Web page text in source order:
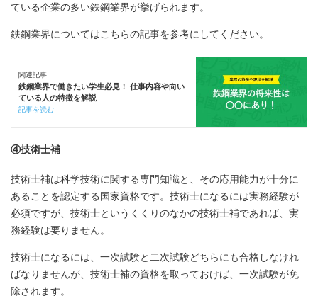
ている企業の多い鉄鋼業界が挙げられます。
鉄鋼業界についてはこちらの記事を参考にしてください。
関連記事
鉄鋼業界で働きたい学生必見！ 仕事内容や向い
ている人の特徴を解説
記事を読む
④技術士補
技術士補は科学技術に関する専門知識と、その応用能力が十分に
あることを認定する国家資格です。技術士になるには実務経験が
必須ですが、技術士というくくりのなかの技術士補であれば、実
務経験は要りません。
技術士になるには、一次試験と二次試験どちらにも合格しなけれ
ばなりませんが、技術士補の資格を取っておけば、一次試験が免
除されます。